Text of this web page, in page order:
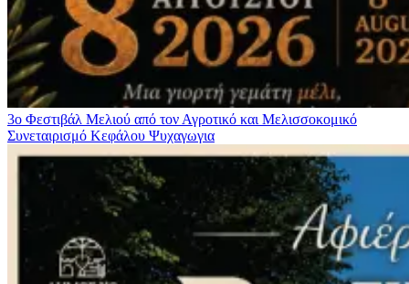
3ο Φεστιβάλ Μελιού από τον Αγροτικό και Μελισσοκομικό
Συνεταιρισμό Κεφάλου Ψυχαγωγια